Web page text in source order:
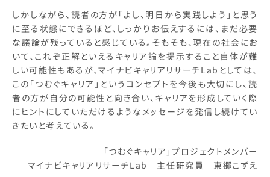
しかしながら、読者の方が「よし、明日から実践しよう」と思う
に至る状態にできるほど、しっかりお伝えするには、まだ必要
な議論が残っていると感じている。そもそも、現在の社会にお
いて、これぞ正解といえるキャリア論を提示すること自体が難
しい可能性もあるが、マイナビキャリアリサーチLabとしては、
この「つむぐキャリア」というコンセプトを今後も大切にし、読
者の方が自分の可能性と向き合い、キャリアを形成していく際
にヒントにしていただけるようなメッセージを発信し続けてい
きたいと考えている。
「つむぐキャリア」プロジェクトメンバー
マイナビキャリアリサーチLab 主任研究員 東郷こずえ